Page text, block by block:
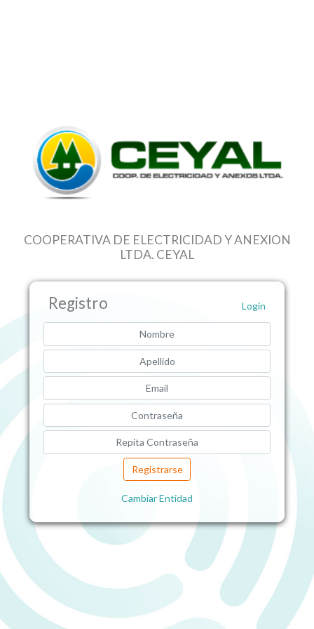
COOPERATIVA DE ELECTRICIDAD Y ANEXION
LTDA. CEYAL
Registro Login
Registrarse
Cambiar Entidad